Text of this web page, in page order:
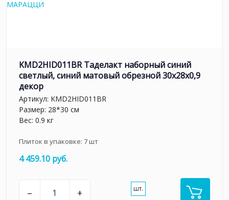
KMD2HID011BR Таделакт наборный синий
светлый, синий матовый обрезной 30x28x0,9
декор
Артикул: KMD2HID011BR
Размер: 28*30 см
Вес: 0.9 кг
Плиток в упаковке: 7шт
4 459.10 руб.
– + шт.